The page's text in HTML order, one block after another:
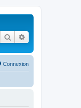
Rechercher
Connexion